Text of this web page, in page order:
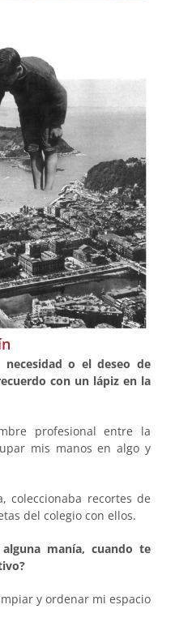
o el deseo de
con un lápiz en la
profesional entre la
mis manos en algo y
coleccionaba recortes de
del colegio con ellos.
manía, cuando te
y ordenar mi espacio